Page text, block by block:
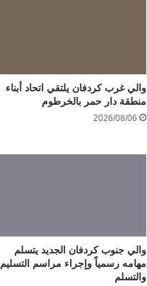
والي غرب كردفان يلتقي اتحاد أبناء
منطقة دار حمر بالخرطوم
2026/08/06
والي جنوب كردفان الجديد يتسلم
مهامه رسمياً وإجراء مراسم التسليم
والتسلم